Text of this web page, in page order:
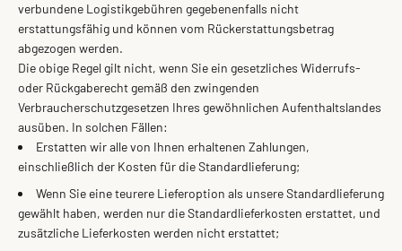
verbundene Logistikgebühren gegebenenfalls nicht
erstattungsfähig und können vom Rückerstattungsbetrag
abgezogen werden.
Die obige Regel gilt nicht, wenn Sie ein gesetzliches Widerrufs-
oder Rückgaberecht gemäß den zwingenden
Verbraucherschutzgesetzen Ihres gewöhnlichen Aufenthaltslandes
ausüben. In solchen Fällen:
Erstatten wir alle von Ihnen erhaltenen Zahlungen,
einschließlich der Kosten für die Standardlieferung;
Wenn Sie eine teurere Lieferoption als unsere Standardlieferung
gewählt haben, werden nur die Standardlieferkosten erstattet, und
zusätzliche Lieferkosten werden nicht erstattet;